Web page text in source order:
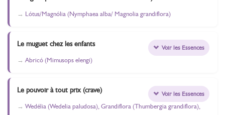
Lótus/Magnólia (Nymphaea alba/ Magnolia grandiflora)
Le muguet chez les enfants
Abricó (Mimusops elengi)
Voir les Essences
Le pouvoir à tout prix (crave)
Wedélia (Wedelia paludosa), Grandiflora (Thumbergia grandiflora),
Voir les Essences